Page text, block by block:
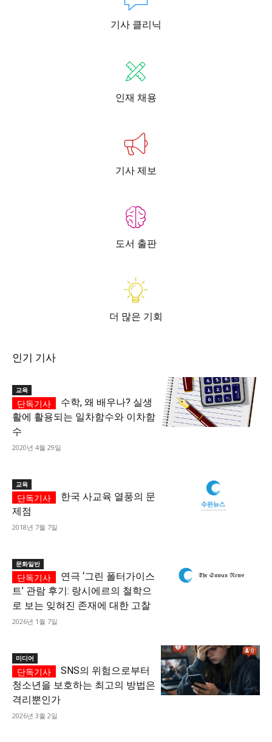
기사 클리닉
인재 채용
기사 제보
도서 출판
더 많은 기회
인기 기사
교육
수학, 왜 배우나? 실생
활에 활용되는 일차함수와 이차함
수
2020년 4월 29일
교육
한국 사교육 열풍의 문
제점
2018년 7월 7일
문화일반
연극 ‘그린 폴터가이스
트’ 관람 후기: 랑시에르의 철학으
로 보는 잊혀진 존재에 대한 고찰
2026년 1월 7일
미디어
SNS의 위험으로부터
청소년을 보호하는 최고의 방법은
격리뿐인가
2026년 3월 2일